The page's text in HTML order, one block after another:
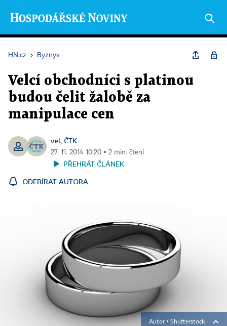
HN.cz › Byznys
Velcí obchodníci s platinou
budou čelit žalobě za
manipulace cen
vel, ČTK
27. 11. 2014 10:20 ▪ 2 min. čtení
PŘEHRÁT ČLÁNEK
ODEBÍRAT AUTORA
Autor ▪ Shutterstock